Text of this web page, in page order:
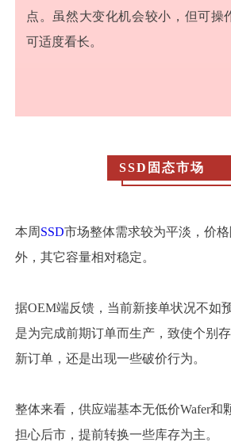
点。虽然大变化机会较小，但可操
可适度看长。
SSD固态市场
本周 SSD市场整体需求较为平淡，价
外，其它容量相对稳定。
据OEM端反馈，当前新接单状况不如
是为完成前期订单而生产，致使个别
新订单，还是出现一些破价行为。
整体来看，供应端基本无低价Wafer和
担心后市，提前转换一些库存为主。